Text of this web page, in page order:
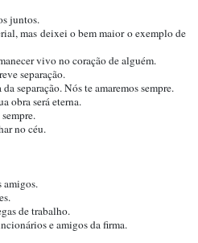
juntos.
mas deixei o bem maior o exemplo de
vivo no coração de alguém.
separação.
separação. Nós te amaremos sempre.
obra será eterna.
no céu.
de trabalho.
e amigos da firma.